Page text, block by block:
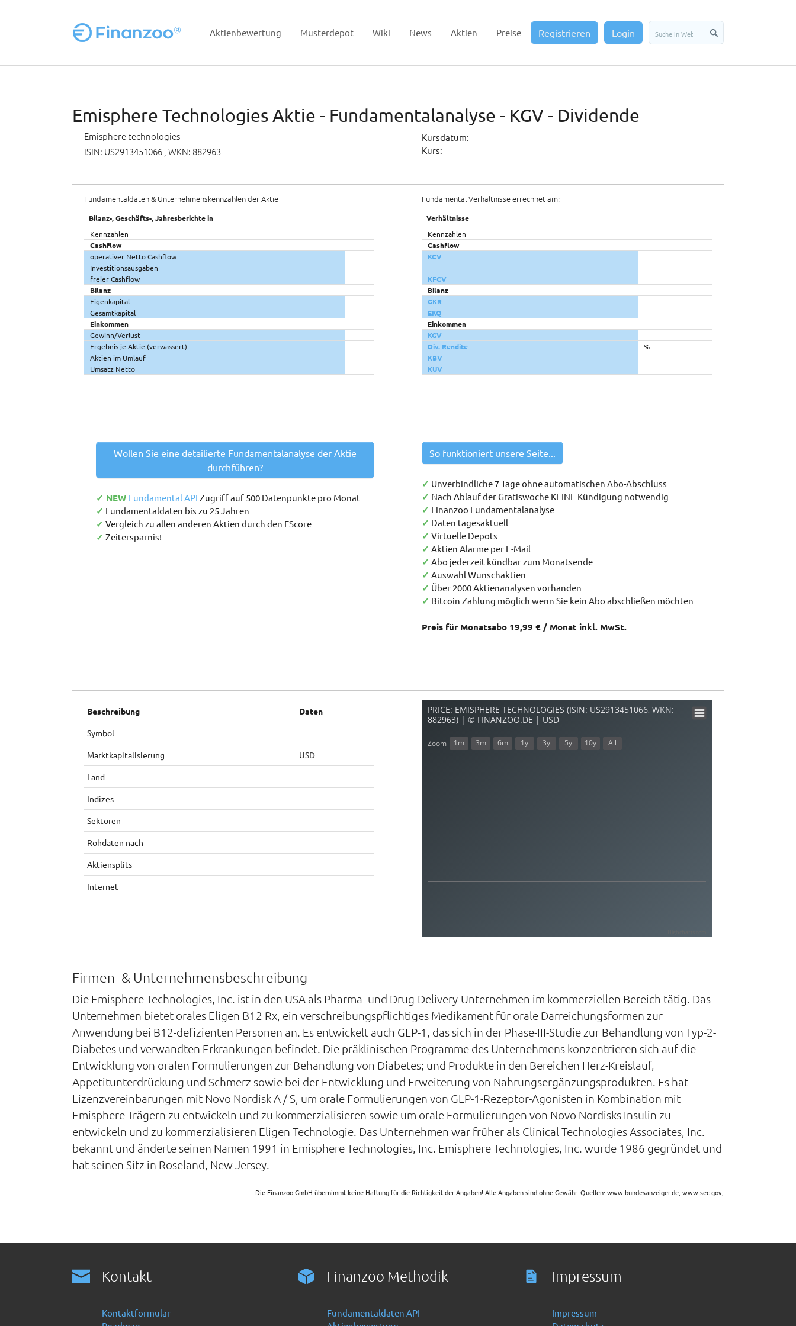
Aktienbewertung Musterdepot Wiki News Aktien Preise Registrieren Login
Emisphere Technologies Aktie - Fundamentalanalyse - KGV - Dividende
Emisphere technologies
ISIN: US2913451066 , WKN: 882963
Kursdatum:
Kurs:
Fundamentaldaten & Unternehmenskennzahlen der Aktie
Bilanz-, Geschäfts-, Jahresberichte in
Kennzahlen
Cashflow
operativer Netto Cashflow
Investitionsausgaben
freier Cashflow
Bilanz
Eigenkapital
Gesamtkapital
Einkommen
Gewinn/Verlust
Ergebnis je Aktie (verwässert)
Aktien im Umlauf
Umsatz Netto
Fundamental Verhältnisse errechnet am:
Verhältnisse
Kennzahlen
Cashflow
KCV
KFCV
Bilanz
GKR
EKQ
Einkommen
KGV
Div. Rendite
%
KBV
KUV
Wollen Sie eine detailierte Fundamentalanalyse der Aktie
durchführen?
✓ NEW Fundamental API Zugriff auf 500 Datenpunkte pro Monat
✓ Fundamentaldaten bis zu 25 Jahren
✓ Vergleich zu allen anderen Aktien durch den FScore
✓ Zeitersparnis!
So funktioniert unsere Seite...
✓ Unverbindliche 7 Tage ohne automatischen Abo-Abschluss
✓ Nach Ablauf der Gratiswoche KEINE Kündigung notwendig
✓ Finanzoo Fundamentalanalyse
✓ Daten tagesaktuell
✓ Virtuelle Depots
✓ Aktien Alarme per E-Mail
✓ Abo jederzeit kündbar zum Monatsende
✓ Auswahl Wunschaktien
✓ Über 2000 Aktienanalysen vorhanden
✓ Bitcoin Zahlung möglich wenn Sie kein Abo abschließen möchten
Preis für Monatsabo 19,99 € / Monat inkl. MwSt.
Beschreibung Daten
Symbol
Marktkapitalisierung USD
Land
Indizes
Sektoren
Rohdaten nach
Aktiensplits
Internet
PRICE: EMISPHERE TECHNOLOGIES (ISIN: US2913451066, WKN:
882963) | © FINANZOO.DE | USD
Zoom 1m 3m 6m 1y 3y 5y 10y All
Firmen- & Unternehmensbeschreibung
Die Emisphere Technologies, Inc. ist in den USA als Pharma- und Drug-Delivery-Unternehmen im kommerziellen Bereich tätig. Das
Unternehmen bietet orales Eligen B12 Rx, ein verschreibungspflichtiges Medikament für orale Darreichungsformen zur
Anwendung bei B12-defizienten Personen an. Es entwickelt auch GLP-1, das sich in der Phase-III-Studie zur Behandlung von Typ-2-
Diabetes und verwandten Erkrankungen befindet. Die präklinischen Programme des Unternehmens konzentrieren sich auf die
Entwicklung von oralen Formulierungen zur Behandlung von Diabetes; und Produkte in den Bereichen Herz-Kreislauf,
Appetitunterdrückung und Schmerz sowie bei der Entwicklung und Erweiterung von Nahrungsergänzungsprodukten. Es hat
Lizenzvereinbarungen mit Novo Nordisk A / S, um orale Formulierungen von GLP-1-Rezeptor-Agonisten in Kombination mit
Emisphere-Trägern zu entwickeln und zu kommerzialisieren sowie um orale Formulierungen von Novo Nordisks Insulin zu
entwickeln und zu kommerzialisieren Eligen Technologie. Das Unternehmen war früher als Clinical Technologies Associates, Inc.
bekannt und änderte seinen Namen 1991 in Emisphere Technologies, Inc. Emisphere Technologies, Inc. wurde 1986 gegründet und
hat seinen Sitz in Roseland, New Jersey.
Die Finanzoo GmbH übernimmt keine Haftung für die Richtigkeit der Angaben! Alle Angaben sind ohne Gewähr. Quellen: www.bundesanzeiger.de, www.sec.gov,
Kontakt
Kontaktformular
Finanzoo Methodik
Fundamentaldaten API
Impressum
Impressum